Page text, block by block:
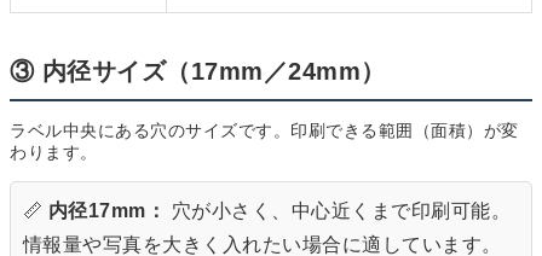
③ 内径サイズ（17mm／24mm）
ラベル中央にある穴のサイズです。印刷できる範囲（面積）が変
わります。
📏 内径17mm：
穴が小さく、中心近くまで印刷可能。
情報量や写真を大きく入れたい場合に適しています。